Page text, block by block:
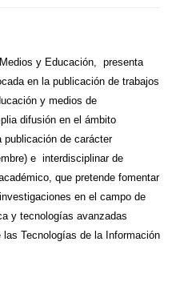
y Educación, presenta
en la publicación de trabajos
y medios de
difusión en el ámbito
publicación de carácter
e interdisciplinar de
que pretende fomentar
en el campo de
y tecnologías avanzadas
Tecnologías de la Información